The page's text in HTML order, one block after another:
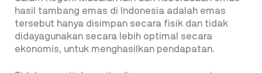
hasil tambang emas di Indonesia adalah emas
tersebut hanya disimpan secara fisik dan tidak
didayagunakan secara lebih optimal secara
ekonomis, untuk menghasilkan pendapatan.